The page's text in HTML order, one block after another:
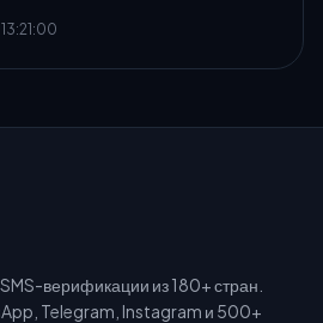
верификации из 180+ стран.
Telegram, Instagram и 500+